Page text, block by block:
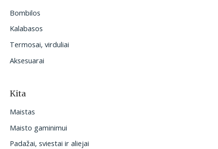
Bombilos
Kalabasos
Termosai, virduliai
Aksesuarai
Kita
Maistas
Maisto gaminimui
Padažai, sviestai ir aliejai